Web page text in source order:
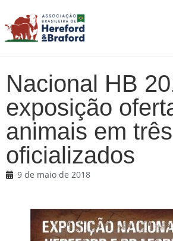
Nacional HB
exposição
animais em
oficializados
9 de maio de 2018